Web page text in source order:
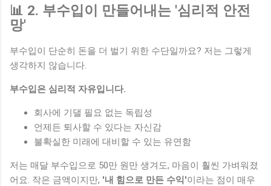
📊 2. 부수입이 만들어내는 '심리적 안전
망'
부수입이 단순히 돈을 더 벌기 위한 수단일까요? 저는 그렇게
생각하지 않습니다.
부수입은 심리적 자유입니다.
회사에 기댈 필요 없는 독립성
언제든 퇴사할 수 있다는 자신감
불확실한 미래에 대비할 수 있는 유연함
저는 매달 부수입으로 50만 원만 생겨도, 마음이 훨씬 가벼워졌
어요. 작은 금액이지만, '내 힘으로 만든 수익'이라는 점이 매우